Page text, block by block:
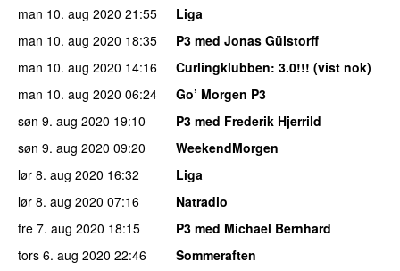
man 10. aug 2020 21:55
Liga
man 10. aug 2020 18:35
P3 med Jonas Gülstorff
man 10. aug 2020 14:16 Curlingklubben: 3.0!!! (vist nok)
man 10. aug 2020 06:24
Go’ Morgen P3
søn 9. aug 2020 19:10
P3 med Frederik Hjerrild
søn 9. aug 2020 09:20
WeekendMorgen
lør 8. aug 2020 16:32
Liga
lør 8. aug 2020 07:16
Natradio
fre 7. aug 2020 18:15
P3 med Michael Bernhard
tors 6. aug 2020 22:46
Sommeraften